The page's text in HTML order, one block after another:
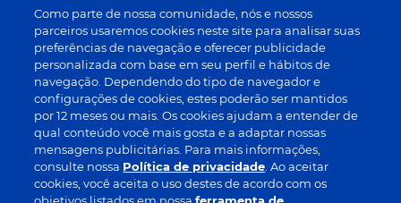
JURÍDICO
Privacidade
Termos e condições
parceiros usaremos cookies neste site para analisar suas
preferências de navegação e oferecer publicidade
personalizada com base em seu perfil e hábitos de
navegação. Dependendo do tipo de navegador e
configurações de cookies, estes poderão ser mantidos
por 12 meses ou mais. Os cookies ajudam a entender de
qual conteúdo você mais gosta e a adaptar nossas
mensagens publicitárias. Para mais informações,
consulte nossaPolítica de privacidade. Ao aceitar
cookies, você aceita o uso destes de acordo com os
objetivos listados em nossaferramenta de
consentimento de cookies, e você poderá desativá-los